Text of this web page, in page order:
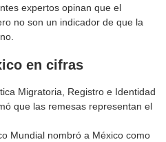
expertos opinan que el
no son un indicador de que la
en cifras
Migratoria, Registro e Identidad
que las remesas representan el
Mundial nombró a México como